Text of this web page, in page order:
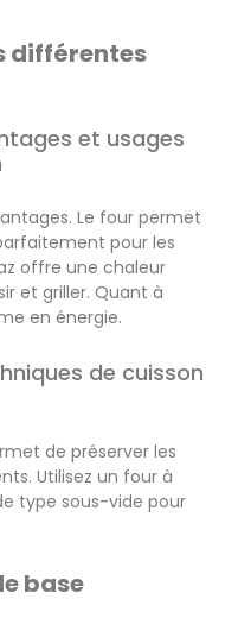
différentes
et usages
Le four permet
pour les
offre une chaleur
et griller. Quant à
en énergie.
de cuisson
de préserver les
Utilisez un four à
type sous-vide pour
base